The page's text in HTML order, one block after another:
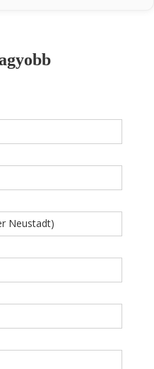
Neustadt)